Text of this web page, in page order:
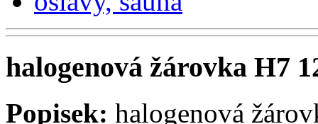
halogenová žárovka H7
Popisek: halogenová